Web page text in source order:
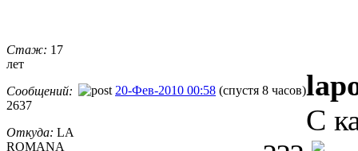
Стаж: 17
лет
Сообщений:
2637
Откуда: LA
ROMANA
20-Фев-2010 00:58 (спустя 8 часов)
С